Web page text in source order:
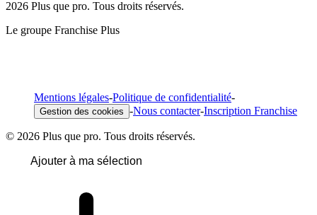
2026 Plus que pro. Tous droits réservés.
Le groupe Franchise Plus
Mentions légales-Politique de confidentialité-
Gestion des cookies -Nous contacter-Inscription Franchise
© 2026 Plus que pro. Tous droits réservés.
Ajouter à ma sélection